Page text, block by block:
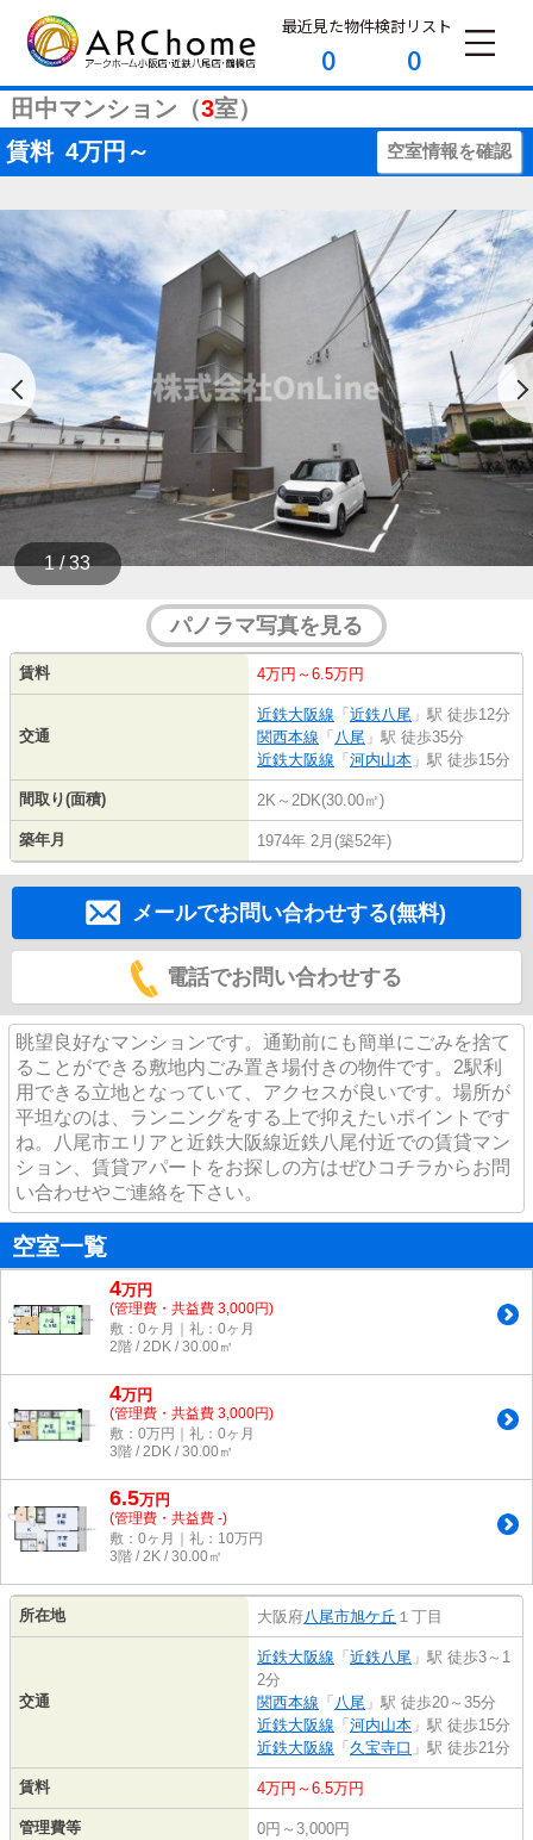
最近見た物件
0
検討リスト
0
田中マンション（3室）
賃料 4万円～ 空室情報を確認
1 / 33
パノラマ写真を見る
賃料 4万円～6.5万円
交通
近鉄大阪線 「 近鉄八尾 」駅 徒歩12分
関西本線 「 八尾 」駅 徒歩35分
近鉄大阪線 「 河内山本 」駅 徒歩15分
間取り(面積) 2K～2DK(30.00㎡)
築年月 1974年 2月(築52年)
メールでお問い合わせする(無料)
電話でお問い合わせする
眺望良好なマンションです。通勤前にも簡単にごみを捨て
ることができる敷地内ごみ置き場付きの物件です。2駅利
用できる立地となっていて、アクセスが良いです。場所が
平坦なのは、ランニングをする上で抑えたいポイントです
ね。八尾市エリアと近鉄大阪線近鉄八尾付近での賃貸マン
ション、賃貸アパートをお探しの方はぜひコチラからお問
い合わせやご連絡を下さい。
空室一覧
4万円
(管理費・共益費 3,000円)
敷：0ヶ月｜礼：0ヶ月
2階 / 2DK / 30.00㎡
4万円
(管理費・共益費 3,000円)
敷：0万円｜礼：0ヶ月
3階 / 2DK / 30.00㎡
6.5万円
(管理費・共益費 -)
敷：0ヶ月｜礼：10万円
3階 / 2K / 30.00㎡
所在地 大阪府八尾市旭ケ丘 １丁目
交通
近鉄大阪線 「 近鉄八尾 」駅 徒歩3～1
2分
関西本線 「 八尾 」駅 徒歩20～35分
近鉄大阪線 「 河内山本 」駅 徒歩15分
近鉄大阪線 「 久宝寺口 」駅 徒歩21分
賃料 4万円～6.5万円
管理費等 0円～3,000円